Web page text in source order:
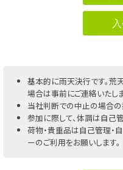
基本的に雨天決行です。荒
場合は事前にご連絡いたしま
当社判断での中止の場合の
参加に際して、体調は自己
荷物・貴重品は自己管理・
ーのご利用をお願いします。